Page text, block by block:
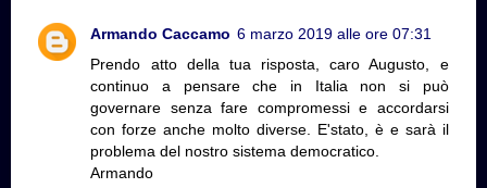
Armando Caccamo 6 marzo 2019 alle ore 07:31
Prendo atto della tua risposta, caro Augusto, e
continuo a pensare che in Italia non si può
governare senza fare compromessi e accordarsi
con forze anche molto diverse. E'stato, è e sarà il
problema del nostro sistema democratico.
Armando